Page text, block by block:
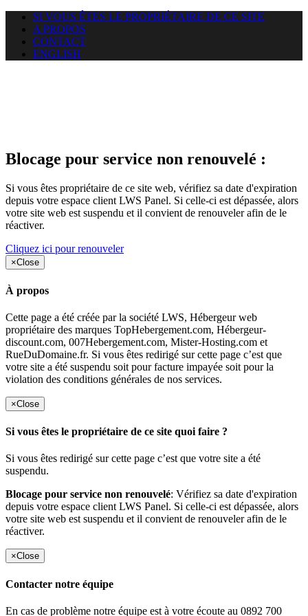
SI VOUS ÊTES LE PROPRIÉTAIRE DE CE SITE
A PROPOS
CONTACT
ENGLISH
Blocage pour service non renouvelé :
Si vous êtes propriétaire de ce site web, vérifiez sa date d'expiration
depuis votre espace client LWS Panel. Si celle-ci est dépassée, alors
votre site web est suspendu et il convient de renouveler afin de le
réactiver.
Cliquez ici pour renouveler
×Close
À propos
Cette page a été créée par la société LWS, Hébergeur web
propriétaire des marques TopHebergement.com, Hébergeur-
discount.com, 007Hebergement.com, Mister-Hosting.com et
RueDuDomaine.fr. Si vous êtes redirigé sur cette page c’est que
votre site a été suspendu soit pour facture impayée soit pour la
violation des conditions générales de nos services.
×Close
Si vous êtes le propriétaire de ce site quoi faire ?
Si vous êtes redirigé sur cette page c’est que votre site a été
suspendu.
Blocage pour service non renouvelé: Vérifiez sa date d'expiration
depuis votre espace client LWS Panel. Si celle-ci est dépassée, alors
votre site web est suspendu et il convient de renouveler afin de le
réactiver.
×Close
Contacter notre équipe
En cas de problème notre équipe est à votre écoute au 0892 700